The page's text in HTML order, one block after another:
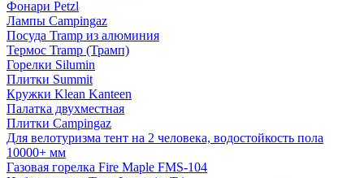
Фонари Petzl
Лампы Campingaz
Посуда Tramp из алюминия
Термос Tramp (Трамп)
Горелки Silumin
Плитки Summit
Кружки Klean Kanteen
Палатка двухместная
Плитки Campingaz
Для велотуризма тент на 2 человека, водостойкость пола
10000+ мм
Газовая горелка Fire Maple FMS-104